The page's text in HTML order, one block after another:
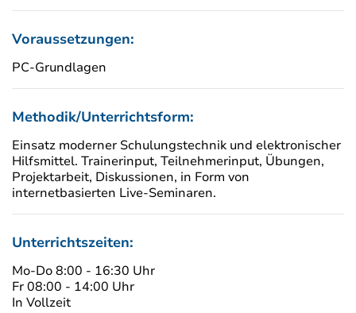
Voraussetzungen:
PC-Grundlagen
Methodik/Unterrichtsform:
Einsatz moderner Schulungstechnik und elektronischer
Hilfsmittel. Trainerinput, Teilnehmerinput, Übungen,
Projektarbeit, Diskussionen, in Form von
internetbasierten Live-Seminaren.
Unterrichtszeiten:
Mo-Do 8:00 - 16:30 Uhr
Fr 08:00 - 14:00 Uhr
In Vollzeit